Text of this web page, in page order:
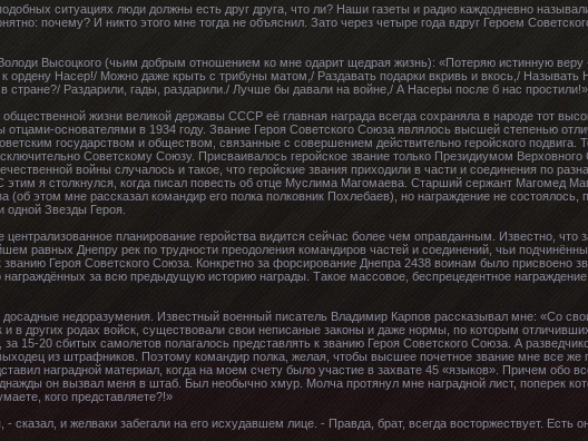
ситуациях люди должны есть друг друга, что ли? Наши газеты и радио каждодневно
почему? И никто этого мне тогда не объяснил. Зато через четыре года вдруг Героем
Высоцкого (чьим добрым отношением ко мне одарит щедрая жизнь): «Потеряю истинную
ордену Насер!/ Можно даже крыть с трибуны матом,/ Раздавать подарки вкривь и вкось,/
стране?/ Раздарили, гады, раздарили./ Лучше бы давали на войне,/ А Насеры после б нас простили!».
жизни великой державы СССР её главная награда всегда сохраняла в народе тот
отцами-основателями в 1934 году. Звание Героя Советского Союза являлось высшей степенью
государством и обществом, связанные с совершением действительно геройского подвига.
Советскому Союзу. Присваивалось геройское звание только Президиумом
войны случалось и такое, что геройские звания приходили в части и соединения по
этим я столкнулся, когда писал повесть об отце Муслима Магомаева. Старший сержант Магомед
(об этом мне рассказал командир его полка полковник Похлебаев), но награждение не
Звезды Героя.
централизованное планирование геройства видится сейчас более чем оправданным. Известно, что
равных Днепру рек по трудности преодоления командиров частей и соединений, чьи
званию Героя Советского Союза. Конкретно за форсирование Днепра 2438 воинам было присвоено
за всю предыдущую историю награды. Такое массовое, беспрецедентное
досадные недоразумения. Известный военный писатель Владимир Карпов рассказывал мне: «Со
и в других родах войск, существовали свои неписаные законы и даже нормы, по которым
15-20 сбитых самолетов полагалось представлять к званию Героя Советского Союза. А
из штрафников. Поэтому командир полка, желая, чтобы высшее почетное звание мне все же
наградной материал, когда на моем счету было участие в захвате 45 «языков». Причем обо
он вызвал меня в штаб. Был необычно хмур. Молча протянул мне наградной лист, поперек
кого представляете?!»
сказал, и желваки забегали на его исхудавшем лице. - Правда, брат, всегда восторжествует. Есть